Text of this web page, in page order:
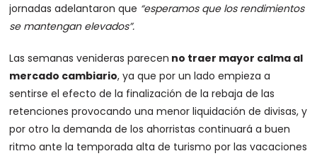
jornadas adelantaron que “esperamos que los rendimientos
se mantengan elevados”.
Las semanas venideras parecen no traer mayor calma al
mercado cambiario, ya que por un lado empieza a
sentirse el efecto de la finalización de la rebaja de las
retenciones provocando una menor liquidación de divisas, y
por otro la demanda de los ahorristas continuará a buen
ritmo ante la temporada alta de turismo por las vacaciones